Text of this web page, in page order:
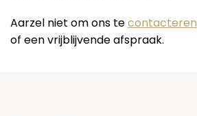
Aarzel niet om ons tecontacteren
of een vrijblijvende afspraak.